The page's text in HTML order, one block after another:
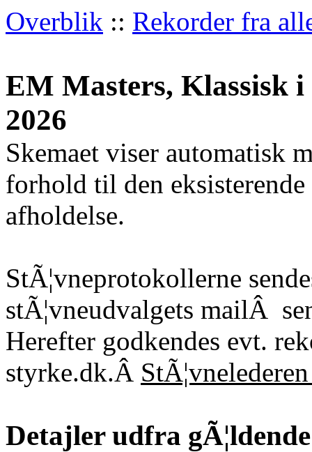
Overblik :: Rekorder fra
EM Masters, Klassisk
2026
Skemaet viser automatisk
forhold til den
afholdelse.
StÃ¦vneprotokollerne
stÃ¦vneudvalgets mailÂ
Herefter godkendes evt.
styrke.dk.Â
Detajler udfra